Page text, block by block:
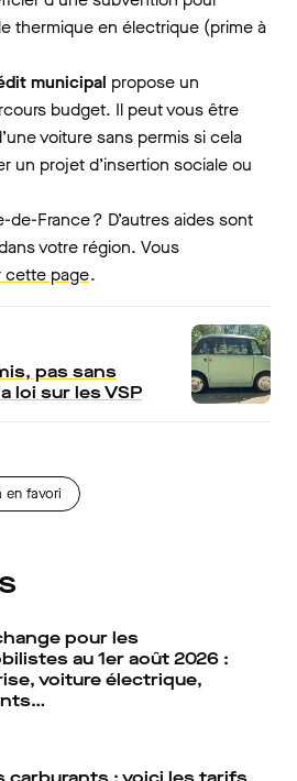
thermique en électrique (prime à
municipal propose un
budget. Il peut vous être
voiture sans permis si cela
un projet d’insertion sociale ou
de-France ? D’autres aides sont
votre région. Vous
cette page.
pas sans
loi sur les VSP
en favori
pour les
au 1er août 2026 :
voiture électrique,